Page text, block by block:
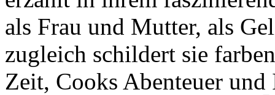
als Frau und Mutter, als
zugleich schildert sie
Zeit, Cooks Abenteuer und